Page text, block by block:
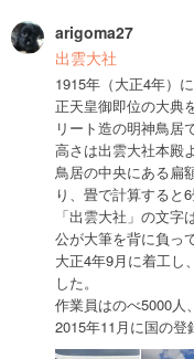
arigoma27
出雲大社
1915年（大正4年）
正天皇御即位の大典
リート造の明神鳥居
高さは出雲大社本殿
鳥居の中央にある扁
り、畳で計算すると6
「出雲大社」の文字
公が大筆を背に負っ
大正4年9月に着工し
した。
作業員はのべ5000人
2015年11月に国の登